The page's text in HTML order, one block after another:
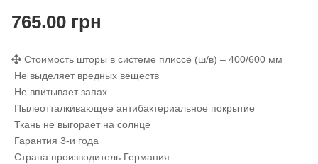
765.00грн
Стоимость шторы в системе плиссе (ш/в) – 400/600 мм
Не выделяет вредных веществ
Не впитывает запах
Пылеотталкивающее антибактериальное покрытие
Ткань не выгорает на солнце
Гарантия 3-и года
Страна производитель Германия